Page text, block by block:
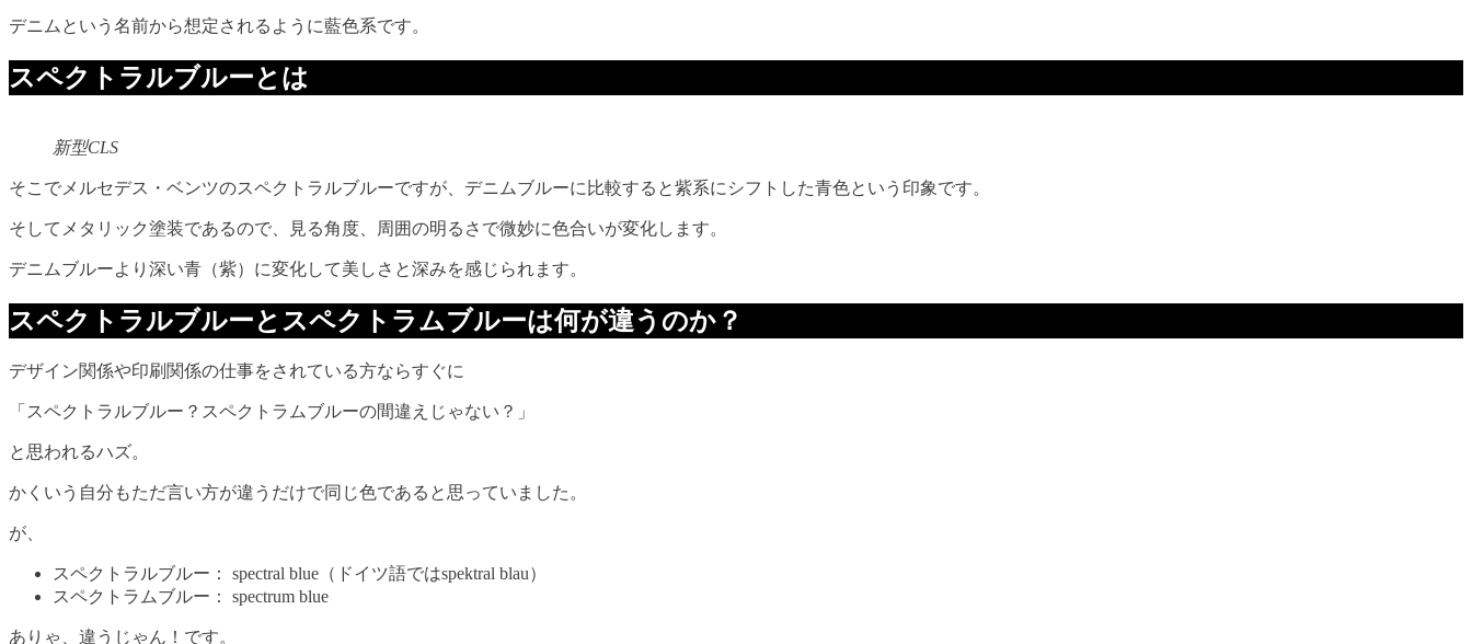
デニムという名前から想定されるように藍色系です。
スペクトラルブルーとは
新型CLS
そこでメルセデス・ベンツのスペクトラルブルーですが、デニムブルーに比較すると紫系にシフトした青色という印象です。
そしてメタリック塗装であるので、見る角度、周囲の明るさで微妙に色合いが変化します。
デニムブルーより深い青（紫）に変化して美しさと深みを感じられます。
スペクトラルブルーとスペクトラムブルーは何が違うのか？
デザイン関係や印刷関係の仕事をされている方ならすぐに
「スペクトラルブルー？スペクトラムブルーの間違えじゃない？」
と思われるハズ。
かくいう自分もただ言い方が違うだけで同じ色であると思っていました。
が、
スペクトラルブルー： spectral blue（ドイツ語ではspektral blau）
スペクトラムブルー： spectrum blue
ありゃ、違うじゃん！です。